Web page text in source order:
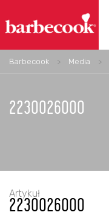
Barbecook > Media >
2230026000
Artykuł
2230026000